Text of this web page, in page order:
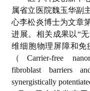
属省立医院魏玉华副
心李松炎博士为文章
进展。相关成果以“
维细胞物理屏障和免
（Carrier-free
fibroblast barriers
synergistically